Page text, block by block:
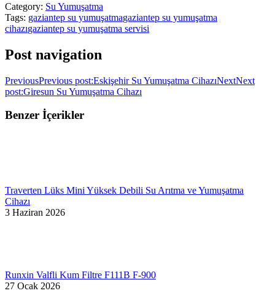
Category: Su Yumuşatma
Tags: gaziantep su yumuşatmagaziantep su yumuşatma
cihazıgaziantep su yumuşatma servisi
Post navigation
PreviousPrevious post:Eskişehir Su Yumuşatma CihazıNextNext
post:Giresun Su Yumuşatma Cihazı
Benzer İçerikler
Traverten Lüks Mini Yüksek Debili Su Arıtma ve Yumuşatma
Cihazı
3 Haziran 2026
Runxin Valfli Kum Filtre F111B F-900
27 Ocak 2026